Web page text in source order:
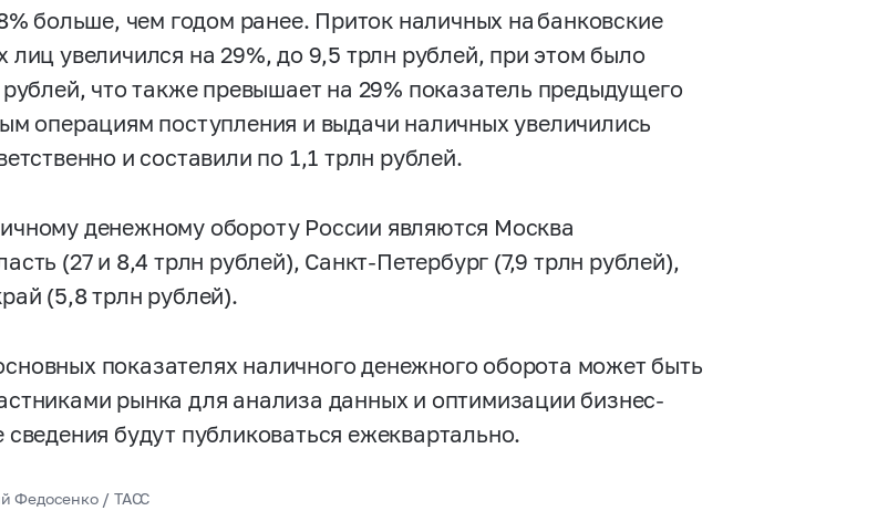
больше, чем годом ранее. Приток наличных на банковские
лиц увеличился на 29%, до 9,5 трлн рублей, при этом было
что также превышает на 29% показатель предыдущего
операциям поступления и выдачи наличных увеличились
и составили по 1,1 трлн рублей.
денежному обороту России являются Москва
(27 и 8,4 трлн рублей), Санкт-Петербург (7,9 трлн рублей),
(5,8 трлн рублей).
показателях наличного денежного оборота может быть
рынка для анализа данных и оптимизации бизнес-
сведения будут публиковаться ежеквартально.
Федосенко / ТАСС